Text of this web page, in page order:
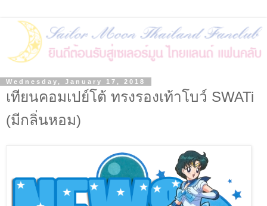
Wednesday, January 17, 2018
เทียนคอมเปย์โต้ ทรงรองเท้าโบว์ SWATi
(มีกลิ่นหอม)